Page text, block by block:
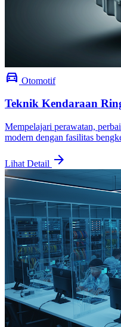
directions_car Otomotif
Teknik Kendaraan
Mempelajari perawatan,
modern dengan fasilitas
Lihat Detail arrow_forward